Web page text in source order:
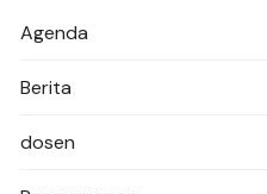
Agenda
Berita
dosen